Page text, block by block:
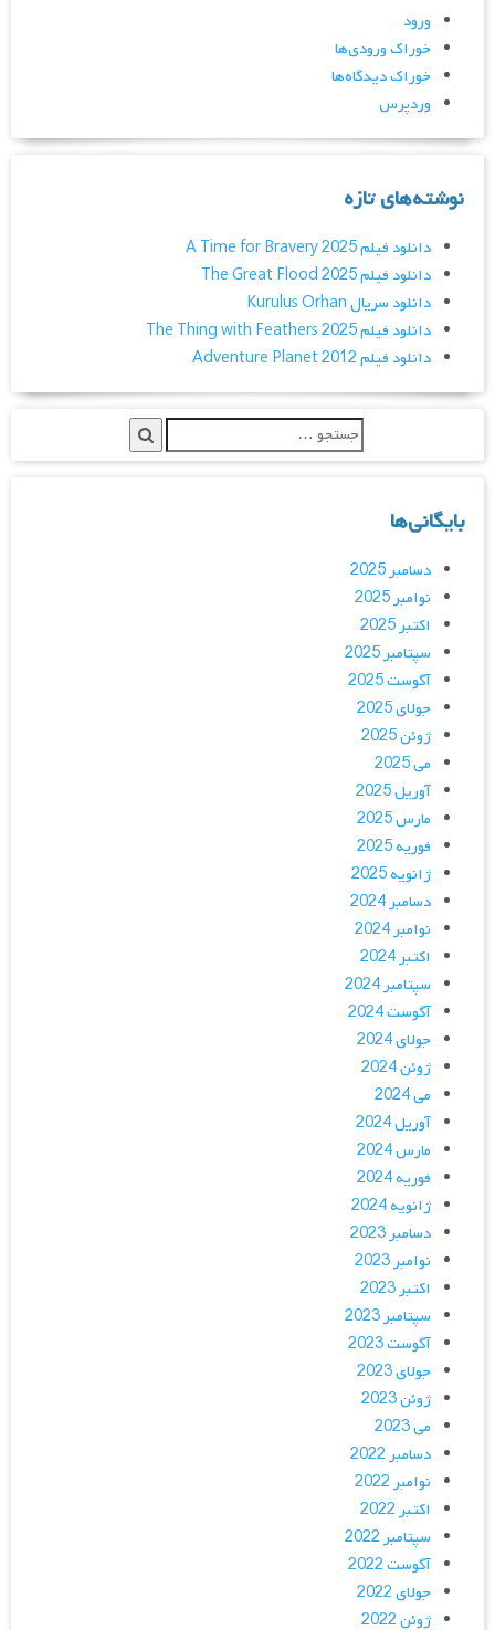
ورود
خوراک ورودی‌ها
خوراک دیدگاه‌ها
وردپرس
نوشته‌های تازه
دانلود فیلم A Time for Bravery 2025
دانلود فیلم The Great Flood 2025
دانلود سریال Kurulus Orhan
دانلود فیلم The Thing with Feathers 2025
دانلود فیلم Adventure Planet 2012
بایگانی‌ها
دسامبر 2025
نوامبر 2025
اکتبر 2025
سپتامبر 2025
آگوست 2025
جولای 2025
ژوئن 2025
می 2025
آوریل 2025
مارس 2025
فوریه 2025
ژانویه 2025
دسامبر 2024
نوامبر 2024
اکتبر 2024
سپتامبر 2024
آگوست 2024
جولای 2024
ژوئن 2024
می 2024
آوریل 2024
مارس 2024
فوریه 2024
ژانویه 2024
دسامبر 2023
نوامبر 2023
اکتبر 2023
سپتامبر 2023
آگوست 2023
جولای 2023
ژوئن 2023
می 2023
دسامبر 2022
نوامبر 2022
اکتبر 2022
سپتامبر 2022
آگوست 2022
جولای 2022
ژوئن 2022